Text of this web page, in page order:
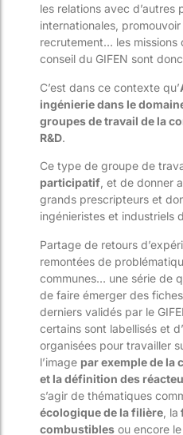
les relations avec d’autres
internationales,
recrutement… les missions
conseil du GIFEN sont
C’est dans ce contexte qu’
ingénierie dans le
groupes de travail de la
R&D.
Ce type de groupe de
participatif , et de donner
grands prescripteurs et
ingénieristes et industriels
Partage de retours
remontées de
communes… une série de
de faire émerger des
derniers validés par le
certains sont labellisés et
organisées pour travailler
l’image par exemple de la
et la définition des
s’agir de thématiques
écologique de la filière , la
combustibles ou encore le